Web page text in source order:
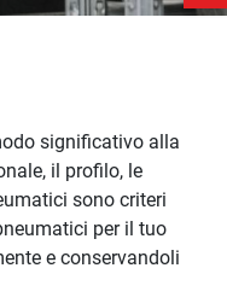
significativo alla
il profilo, le
sono criteri
per il tuo
e conservandoli